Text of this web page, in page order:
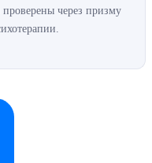
через призму